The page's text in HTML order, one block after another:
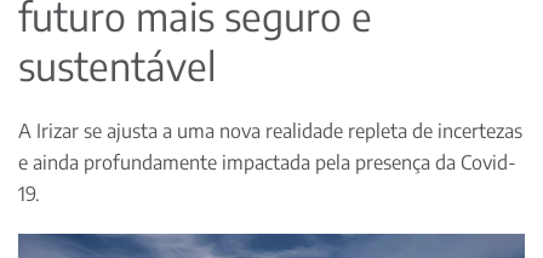
futuro mais seguro e
sustentável
A Irizar se ajusta a uma nova realidade repleta de incertezas
e ainda profundamente impactada pela presença da Covid-
19.